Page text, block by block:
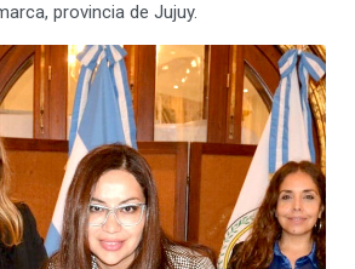
provincia de Jujuy.